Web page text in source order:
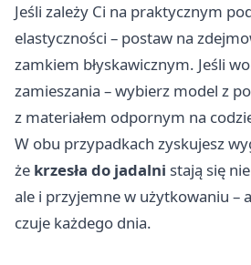
Jeśli zależy Ci na praktycznym
elastyczności – postaw na
zamkiem błyskawicznym. Jeśli
zamieszania – wybierz model z
z materiałem odpornym na
W obu przypadkach zyskujesz
że krzesła do jadalni stają się
ale i przyjemne w użytkowaniu –
czuje każdego dnia.